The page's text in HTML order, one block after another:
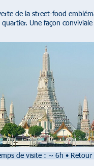
de la street-food
Une façon
de visite : ~ 6h •